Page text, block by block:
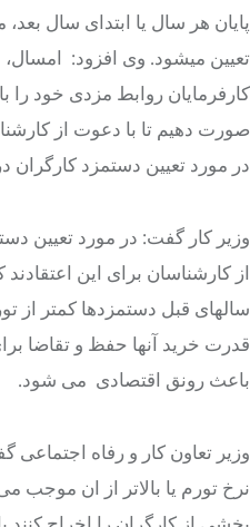
پایان هر سال یا ابتدای سال
کارفرمایان روابط مزدی خود را
صورت دهیم تا با دعوت از
در مورد تعیین دستمزد کارگران در سال ۱۴۰۴
وزیر کار گفت: در مورد تعیین
از کارشناسان برای این
سالهای قبل دستمزدها کمتر از
قدرت خرید آنها حفظ و تقاضا
باعث رونق اقتصادی می شود.
وزیر تعاون کار و رفاه اجتماعی
نرخ تورم یا بالاتر از ان موجب